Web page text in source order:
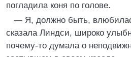
погладила коня по голове.
— Я, должно быть,
сказала Линдси, широко
почему-то думала о